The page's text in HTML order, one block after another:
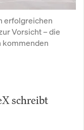
erfolgreichen
Vorsicht – die
kommenden
schreibt